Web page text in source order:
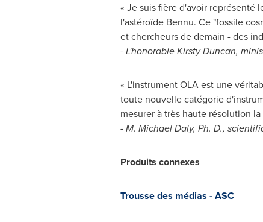
« Je suis fière d'avoir représenté
l'astéroïde Bennu. Ce "fossile
et chercheurs de demain - des
- L'honorableKirsty Duncan,
« L'instrument OLA est une
toute nouvelle catégorie
mesurer à très haute résolution
- M. Michael Daly, Ph. D.,
Produits connexes
Trousse des médias - ASC